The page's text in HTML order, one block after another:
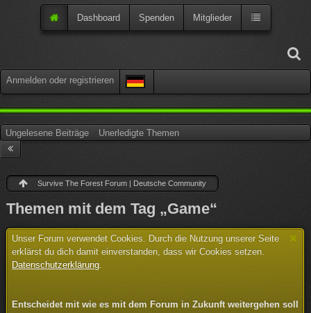
Anmelden oder registrieren
Dashboard Spenden Mitglieder
Ungelesene Beiträge Unerledigte Themen
Survive The Forest Forum | Deutsche Community
Themen mit dem Tag „Game“
Unser Forum verwendet Cookies. Durch die Nutzung unserer Seite
erklärst du dich damit einverstanden, dass wir Cookies setzen.
Datenschutzerklärung.
Entscheidet mit wie es mit dem Forum in Zukunft weitergehen soll